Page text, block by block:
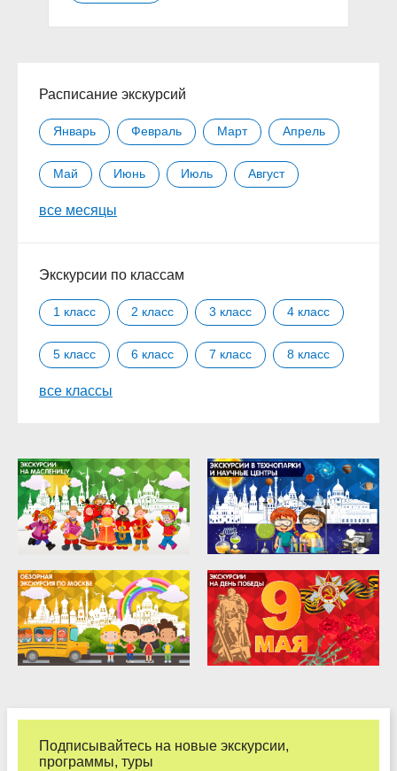
Расписание экскурсий
Январь Февраль Март Апрель
Май Июнь Июль Август
Сентябрь
все месяцы
Экскурсии по классам
1 класс 2 класс 3 класс 4 класс
5 класс 6 класс 7 класс 8 класс
9 класс
все классы
Подписывайтесь на новые экскурсии,
программы, туры